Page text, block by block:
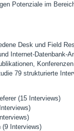
Potenziale im
Desk und Field
Internet-Datenbank-
79 strukturierte
(15 Interviews)
(9 Interviews)